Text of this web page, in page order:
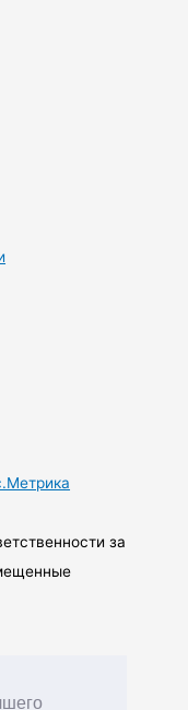
за